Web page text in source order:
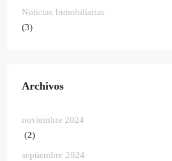
Noticias Inmobiliarias
(3)
Archivos
noviembre 2024
(2)
septiembre 2024